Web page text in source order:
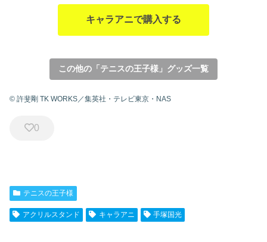
キャラアニで購入する
この他の「テニスの王子様」グッズ一覧
© 許斐剛 TK WORKS／集英社・テレビ東京・NAS
0
テニスの王子様
アクリルスタンド キャラアニ 手塚国光